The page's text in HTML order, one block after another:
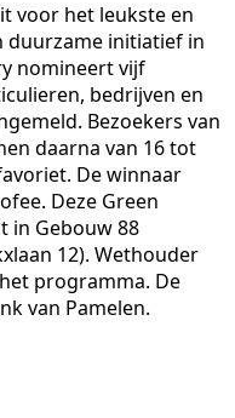
voor het leukste en
duurzame initiatief in
nomineert vijf
bedrijven en
Bezoekers van
daarna van 16 tot
De winnaar
Deze Green
in Gebouw 88
12). Wethouder
programma. De
van Pamelen.